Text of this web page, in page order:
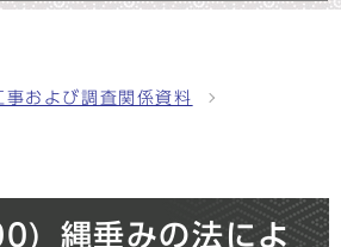
事および調査関係資料
縄垂みの法によ